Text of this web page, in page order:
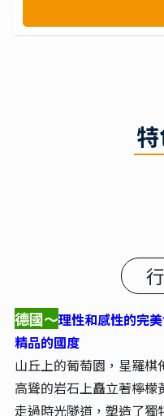
德國～理性和感性的完
精品的國度
山丘上的葡萄園，星羅
高聳的岩石上矗立著檸
走過時光隧道，塑造了